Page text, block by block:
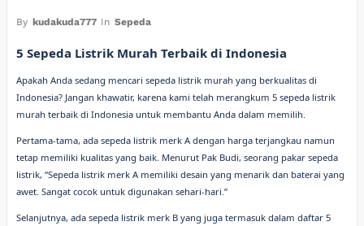
By kudakuda777 In Sepeda
5 Sepeda Listrik Murah Terbaik di Indonesia
Apakah Anda sedang mencari sepeda listrik murah yang berkualitas di
Indonesia? Jangan khawatir, karena kami telah merangkum 5 sepeda listrik
murah terbaik di Indonesia untuk membantu Anda dalam memilih.
Pertama-tama, ada sepeda listrik merk A dengan harga terjangkau namun
tetap memiliki kualitas yang baik. Menurut Pak Budi, seorang pakar sepeda
listrik, “Sepeda listrik merk A memiliki desain yang menarik dan baterai yang
awet. Sangat cocok untuk digunakan sehari-hari.”
Selanjutnya, ada sepeda listrik merk B yang juga termasuk dalam daftar 5